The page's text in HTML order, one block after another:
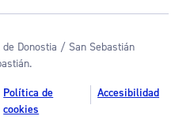
Donostia / San Sebastián
Política de
cookies
Accesibilidad